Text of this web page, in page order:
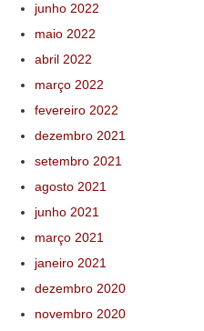
junho 2022
maio 2022
abril 2022
março 2022
fevereiro 2022
dezembro 2021
setembro 2021
agosto 2021
junho 2021
março 2021
janeiro 2021
dezembro 2020
novembro 2020